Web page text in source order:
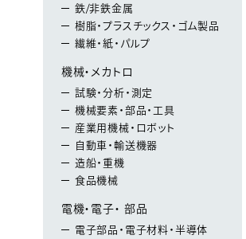
鉄/非鉄金属
樹脂・プラスチックス・ゴム製品
繊維・紙・パルプ
機械・メカトロ
試験・分析・測定
機械要素・部品・工具
産業用機械・ロボット
自動車・輸送機器
造船・重機
食品機械
電機・電子・ 部品
電子部品・電子材料・半導体